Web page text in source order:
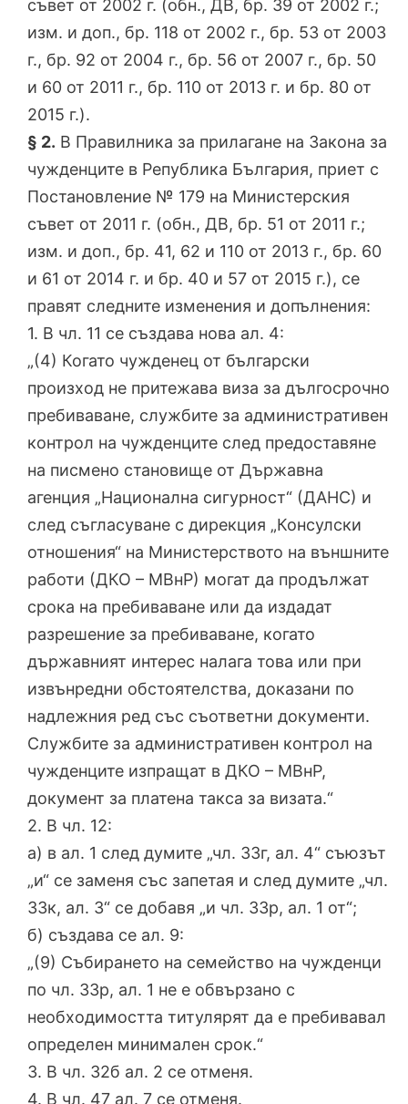
съвет от 2002 г. (обн., ДВ, бр. 39 от 2002 г.;
изм. и доп., бр. 118 от 2002 г., бр. 53 от 2003
г., бр. 92 от 2004 г., бр. 56 от 2007 г., бр. 50
и 60 от 2011 г., бр. 110 от 2013 г. и бр. 80 от
2015 г.).
§ 2. В Правилника за прилагане на Закона за
чужденците в Република България, приет с
Постановление № 179 на Министерския
съвет от 2011 г. (обн., ДВ, бр. 51 от 2011 г.;
изм. и доп., бр. 41, 62 и 110 от 2013 г., бр. 60
и 61 от 2014 г. и бр. 40 и 57 от 2015 г.), се
правят следните изменения и допълнения:
1. В чл. 11 се създава нова ал. 4:
„(4) Когато чужденец от български
произход не притежава виза за дългосрочно
пребиваване, службите за административен
контрол на чужденците след предоставяне
на писмено становище от Държавна
агенция „Национална сигурност“ (ДАНС) и
след съгласуване с дирекция „Консулски
отношения“ на Министерството на външните
работи (ДКО – МВнР) могат да продължат
срока на пребиваване или да издадат
разрешение за пребиваване, когато
държавният интерес налага това или при
извънредни обстоятелства, доказани по
надлежния ред със съответни документи.
Службите за административен контрол на
чужденците изпращат в ДКО – МВнР,
документ за платена такса за визата.“
2. В чл. 12:
а) в ал. 1 след думите „чл. 33г, ал. 4“ съюзът
„и“ се заменя със запетая и след думите „чл.
33к, ал. 3“ се добавя „и чл. 33р, ал. 1 от“;
б) създава се ал. 9:
„(9) Събирането на семейство на чужденци
по чл. 33р, ал. 1 не е обвързано с
необходимостта титулярят да е пребивавал
определен минимален срок.“
3. В чл. 32б ал. 2 се отменя.
4. В чл. 47 ал. 7 се отменя.